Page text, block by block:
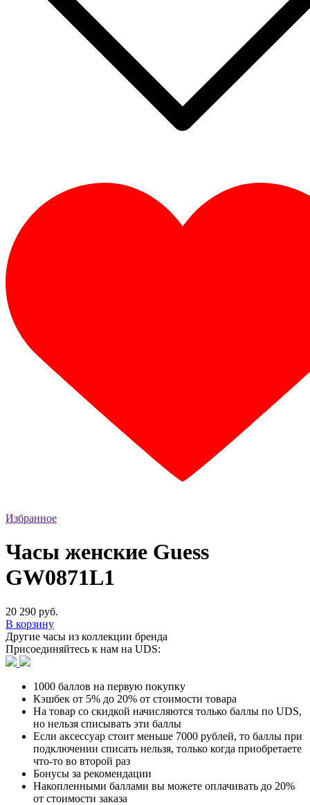
Избранное
Часы женские Guess
GW0871L1
20 290 руб.
В корзину
Другие часы из коллекции бренда
Присоединяйтесь к нам на UDS:
1000 баллов на первую покупку
Кэшбек от 5% до 20% от стоимости товара
На товар со скидкой начисляются только баллы по UDS,
но нельзя списывать эти баллы
Если аксессуар стоит меньше 7000 рублей, то баллы при
подключении списать нельзя, только когда приобретаете
что-то во второй раз
Бонусы за рекомендации
Накопленными баллами вы можете оплачивать до 20%
от стоимости заказа